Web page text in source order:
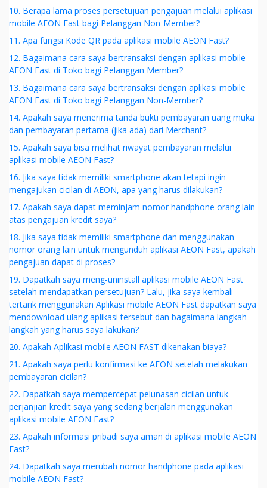
10. Berapa lama proses persetujuan pengajuan melalui aplikasi
mobile AEON Fast bagi Pelanggan Non-Member?
11. Apa fungsi Kode QR pada aplikasi mobile AEON Fast?
12. Bagaimana cara saya bertransaksi dengan aplikasi mobile
AEON Fast di Toko bagi Pelanggan Member?
13. Bagaimana cara saya bertransaksi dengan aplikasi mobile
AEON Fast di Toko bagi Pelanggan Non-Member?
14. Apakah saya menerima tanda bukti pembayaran uang muka
dan pembayaran pertama (jika ada) dari Merchant?
15. Apakah saya bisa melihat riwayat pembayaran melalui
aplikasi mobile AEON Fast?
16. Jika saya tidak memiliki smartphone akan tetapi ingin
mengajukan cicilan di AEON, apa yang harus dilakukan?
17. Apakah saya dapat meminjam nomor handphone orang lain
atas pengajuan kredit saya?
18. Jika saya tidak memiliki smartphone dan menggunakan
nomor orang lain untuk mengunduh aplikasi AEON Fast, apakah
pengajuan dapat di proses?
19. Dapatkah saya meng-uninstall aplikasi mobile AEON Fast
setelah mendapatkan persetujuan? Lalu, jika saya kembali
tertarik menggunakan Aplikasi mobile AEON Fast dapatkan saya
mendownload ulang aplikasi tersebut dan bagaimana langkah-
langkah yang harus saya lakukan?
20. Apakah Aplikasi mobile AEON FAST dikenakan biaya?
21. Apakah saya perlu konfirmasi ke AEON setelah melakukan
pembayaran cicilan?
22. Dapatkah saya mempercepat pelunasan cicilan untuk
perjanjian kredit saya yang sedang berjalan menggunakan
aplikasi mobile AEON Fast?
23. Apakah informasi pribadi saya aman di aplikasi mobile AEON
Fast?
24. Dapatkah saya merubah nomor handphone pada aplikasi
mobile AEON Fast?